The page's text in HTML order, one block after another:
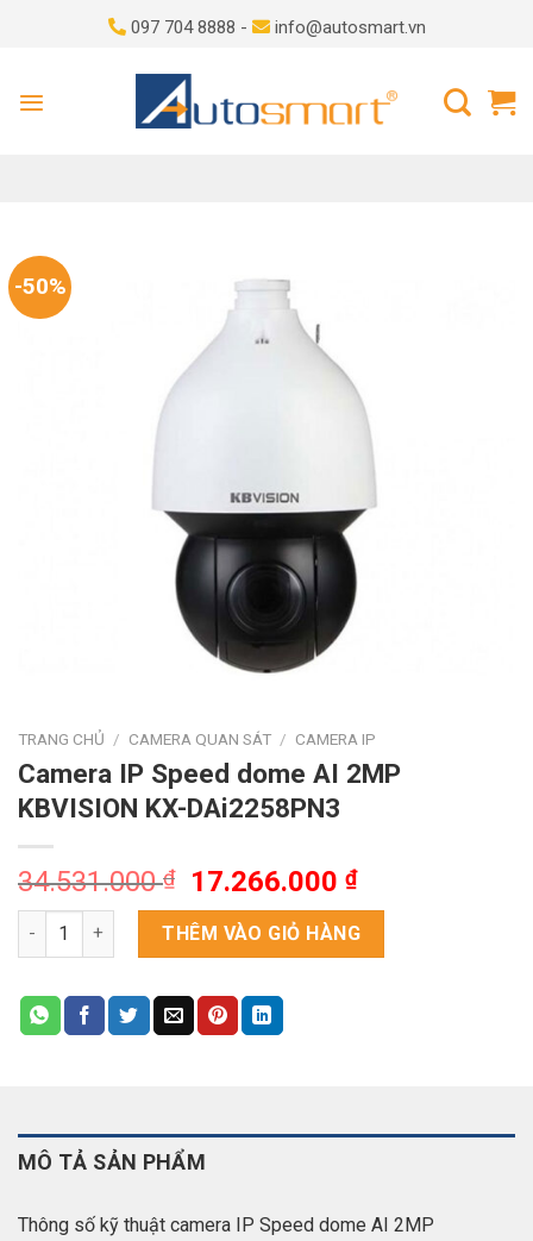
097 704 8888 - info@autosmart.vn
-50%
TRANG CHỦ / CAMERA QUAN SÁT / CAMERA IP
Camera IP Speed dome AI 2MP
KBVISION KX-DAi2258PN3
34.531.000₫
Giá
gốc
là:
34.531.000 ₫.
17.266.000₫Giá
hiện
tại
là:
Camera IP Speed dome AI 2MP KBVISION KX-DAi2258PN3 số
THÊM VÀO GIỎ HÀNG
MÔ TẢ SẢN PHẨM
Thông số kỹ thuật camera IP Speed dome AI 2MP